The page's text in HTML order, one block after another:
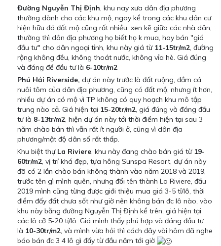
Đường Nguyễn Thị Định, khu nay xưa dân địa phương
thường dành cho các khu mộ, ngay kể trong các khu dân cư
hiện hữu đó đất mộ cũng rất nhiều, xen kẽ giữa các nhà dân,
thường thì dân địa phương họ biết họ k mua, hay bán "giá
đầu tư" cho dân ngoại tỉnh, khu này giá từ 11-15tr/m2, đường
rộng không đều, không thoát nước, không vỉa hè. Giá đúng
và đáng để đầu tư là 6-10tr/m2
Phú Hải Riverside, dự án này trước là đất ruộng, đầm cá
nuôi tôm của dân địa phương, cũng có đất mộ, nhưng ít hơn,
nhiều dự án có mộ vì TP không có quy hoạch khu mô tập
trung nào cả. Giá hiện tại 15-20tr/m2, giá đúng và đáng đầu
tư là 8-13tr/m2, hiện dự án này tới thời điểm hiện tại sau 3
năm chào bán thì vẫn rất ít người ở, cũng vì dân địa
phương/mật độ dân số rất thấp.
Khu biệt thựLa Riviere, khu này đang chào bán giá từ 19-
60tr/m2, vị trí khá đẹp, tựa hông Sunspa Resort, dự án này
đã có 2 lần chào bán không thành vào năm 2018 và 2019,
trước tên gì mình quên, nhưng đổi tên thành La Riviere, đầu
2019 mình cũng từng được giới thiệu mua giá 3-5 tỉ/lô, thời
điểm đấy đất chưa sốt như giờ nên không bán đc lô nào, vào
khu này bằng đường Nguyễn Thị Định kể trên, giá hiện tại
các lô cỡ 5-20 tỉ/lô. Giá mình thấy phú hợp và đáng đầu tư
là 10-30tr/m2, và mình vừa hỏi thì cách đây vài hôm đã nghe
báo bán đc 3 4 lô gì đấy từ đầu năm tới giờ